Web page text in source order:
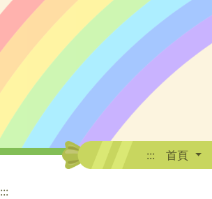
::: 首頁
:::